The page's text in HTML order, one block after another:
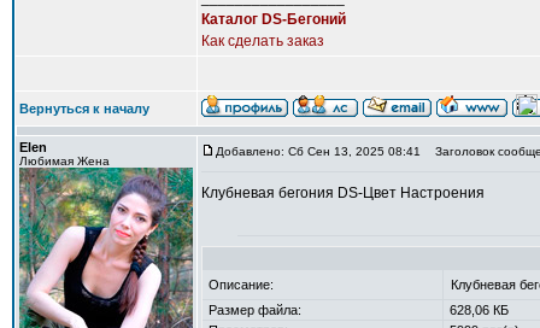
Каталог DS-Бегоний
Как сделать заказ
Вернуться к началу
Elen
Любимая Жена
Добавлено: Сб Сен 13, 2025 08:41 Заголовок
Клубневая бегония DS-Цвет Настроения
Описание:
Клубневая
Размер файла:
628,06 КБ